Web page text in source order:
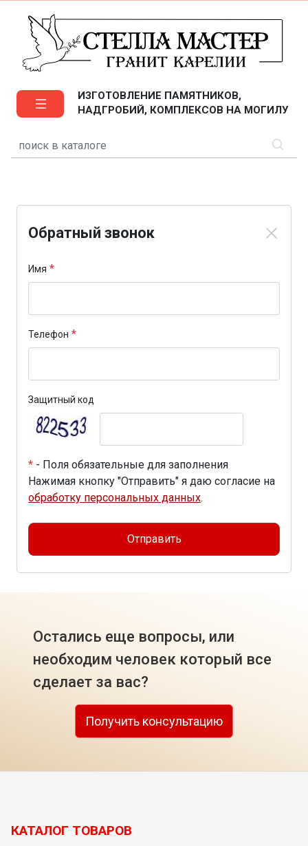
ИЗГОТОВЛЕНИЕ ПАМЯТНИКОВ,
НАДГРОБИЙ, КОМПЛЕКСОВ НА МОГИЛУ
Обратный звонок
Имя *
Телефон *
Защитный код
* - Поля обязательные для заполнения
Нажимая кнопку "Отправить" я даю согласие на
обработку персональных данных.
Отправить
Остались еще вопросы, или
необходим человек который все
сделает за вас?
Получить консультацию
КАТАЛОГ ТОВАРОВ